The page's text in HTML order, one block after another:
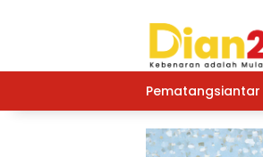
Pematangsiantar